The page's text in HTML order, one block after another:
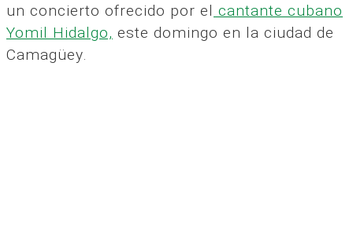
un concierto ofrecido por el cantante cubano
Yomil Hidalgo, este domingo en la ciudad de
Camagüey.